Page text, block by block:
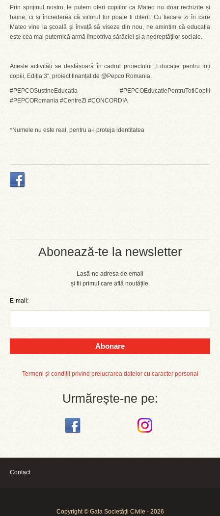
Abonează-te la newsletter
Lasă-ne adresa de email
și fii primul care află noutățile.
E-mail:
Abonare
Termeni și condiții privind prelucrarea datelor cu caracter personal
Urmărește-ne pe:
Prin sprijinul nostru, le putem oferi copiilor ca Mateo nu doar rechizite și
haine, ci și încrederea că viitorul lor poate fi diferit. Cu fiecare zi în care
Mateo vine la școală și învață să viseze din nou, ne amintim că educația
este cea mai puternică armă împotriva sărăciei și a nedreptăților sociale.
Aceste activități se desfășoară în cadrul proiectului „Educație pentru toți
copiii, Ediția 3“, proiect finanțat de @Pepco Romania.
#PEPCOSustineEducatia #PEPCOEducatiePentruTotiCopiii
#PEPCORomania #CentreZi #CONCORDIA
*Numele nu este real, pentru a-i proteja identitatea
Contact
Copyright © Gala Societății Civile - 2026